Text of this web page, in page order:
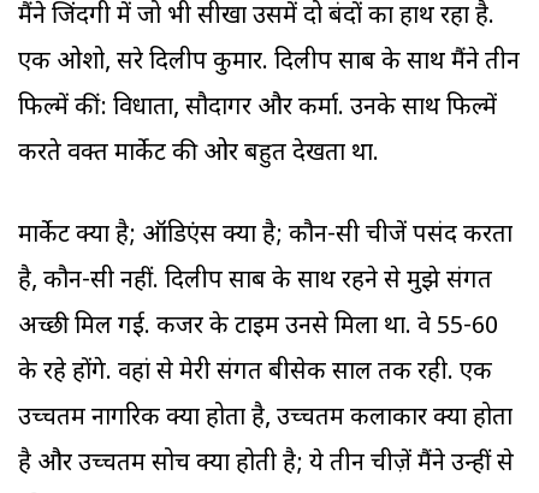
मैंने जिंदगी में जो भी सीखा उसमें दो बंदों का हाथ रहा है.
एक ओशो, दूसरे दिलीप कुमार. दिलीप साब के साथ मैंने तीन
फिल्में कीं: विधाता, सौदागर और कर्मा. उनके साथ फिल्में
करते वक्त मार्केट की ओर बहुत देखता था.
मार्केट क्या है; ऑडिएंस क्या है; कौन-सी चीजें पसंद करता
है, कौन-सी नहीं. दिलीप साब के साथ रहने से मुझे संगत
अच्छी मिल गई. कजर के टाइम उनसे मिला था. वे 55-60
के रहे होंगे. वहां से मेरी संगत बीसेक साल तक रही. एक
उच्चतम नागरिक क्या होता है, उच्चतम कलाकार क्या होता
है और उच्चतम सोच क्या होती है; ये तीन चीज़ें मैंने उन्हीं से